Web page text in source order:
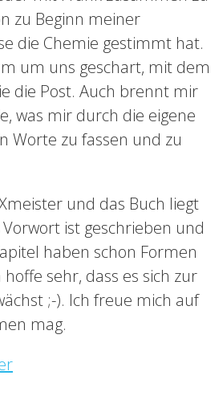
zu Beginn meiner
die Chemie gestimmt hat.
um uns geschart, mit dem
die Post. Auch brennt mir
was mir durch die eigene
Worte zu fassen und zu
und das Buch liegt
ist geschrieben und
haben schon Formen
sehr, dass es sich zur
;-). Ich freue mich auf
mag.